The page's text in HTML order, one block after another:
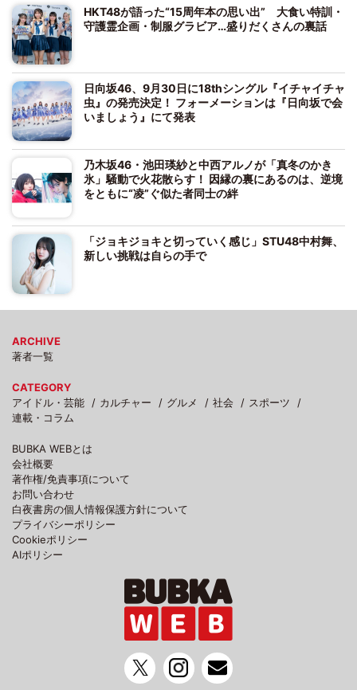
HKT48が語った“15周年本の思い出” 大食い特訓・
守護霊企画・制服グラビア…盛りだくさんの裏話
日向坂46、9月30日に18thシングル『イチャイチャ
虫』の発売決定！ フォーメーションは『日向坂で会
いましょう』にて発表
乃木坂46・池田瑛紗と中西アルノが「真冬のかき
氷」騒動で火花散らす！ 因縁の裏にあるのは、逆境
をともに“凌”ぐ似た者同士の絆
「ジョキジョキと切っていく感じ」STU48中村舞、
新しい挑戦は自らの手で
ARCHIVE
著者一覧
CATEGORY
アイドル・芸能
カルチャー グルメ 社会
スポーツ
連載・コラム
BUBKA WEBとは
会社概要
著作権/免責事項について
お問い合わせ
白夜書房の個人情報保護方針について
プライバシーポリシー
Cookieポリシー
AIポリシー